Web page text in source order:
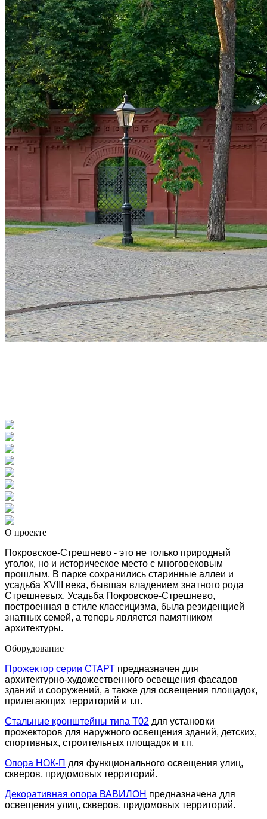
О проекте
Покровское-Стрешнево - это не только природный
уголок, но и историческое место с многовековым
прошлым. В парке сохранились старинные аллеи и
усадьба XVIII века, бывшая владением знатного рода
Стрешневых. Усадьба Покровское-Стрешнево,
построенная в стиле классицизма, была резиденцией
знатных семей, а теперь является памятником
архитектуры.
Оборудование
Прожектор серии СТАРТ предназначен для
архитектурно-художественного освещения фасадов
зданий и сооружений, а также для освещения площадок,
прилегающих территорий и т.п.
Стальные кронштейны типа T02 для установки
прожекторов для наружного освещения зданий, детских,
спортивных, строительных площадок и т.п.
Опора НОК-П для функционального освещения улиц,
скверов, придомовых территорий.
Декоративная опора ВАВИЛОН предназначена для
освещения улиц, скверов, придомовых территорий.